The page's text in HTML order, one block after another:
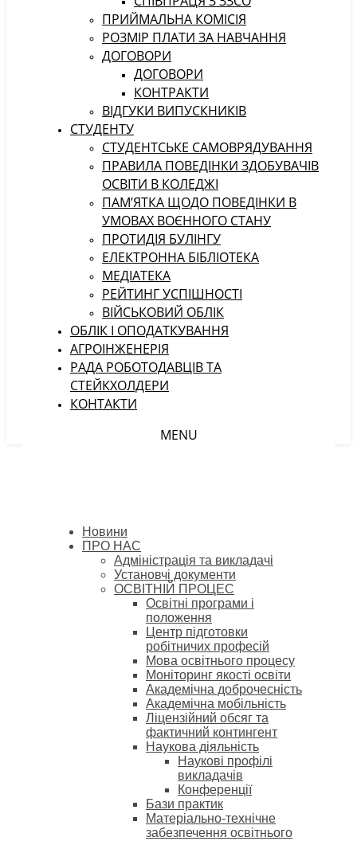
ПРИЙМАЛЬНА КОМІСІЯ
РОЗМІР ПЛАТИ ЗА НАВЧАННЯ
ДОГОВОРИ
ДОГОВОРИ
КОНТРАКТИ
ВІДГУКИ ВИПУСКНИКІВ
СТУДЕНТУ
CТУДЕНТСЬКЕ САМОВРЯДУВАННЯ
ПРАВИЛА ПОВЕДІНКИ ЗДОБУВАЧІВ
ОСВІТИ В КОЛЕДЖІ
ПАМ’ЯТКА ЩОДО ПОВЕДІНКИ В
УМОВАХ ВОЄННОГО СТАНУ
ПРОТИДІЯ БУЛІНГУ
ЕЛЕКТРОННА БІБЛІОТЕКА
МЕДІАТЕКА
РЕЙТИНГ УСПІШНОСТІ
ВІЙСЬКОВИЙ ОБЛІК
ОБЛІК І ОПОДАТКУВАННЯ
АГРОІНЖЕНЕРІЯ
РАДА РОБОТОДАВЦІВ ТА
СТЕЙКХОЛДЕРИ
КОНТАКТИ
MENU
Новини
ПРО НАС
Адміністрація та викладачі
Установчі документи
ОСВІТНІЙ ПРОЦЕС
Освітні програми і
положення
Центр підготовки
робітничих професій
Мова освітнього процесу
Моніторинг якості освіти
Академічна доброчесність
Академічна мобільність
Ліцензійний обсяг та
фактичний контингент
Наукова діяльність
Наукові профілі
викладачів
Конференції
Бази практик
Матеріально-технічне
забезпечення освітнього